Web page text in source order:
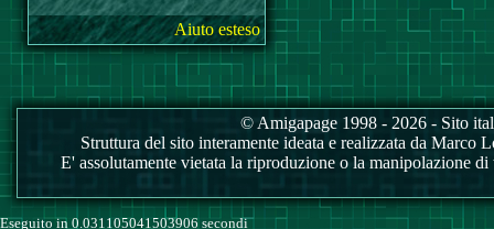
Aiuto esteso
© Amigapage 1998 - 2026 - Sito
Struttura del sito interamente ideata e realizzata da
E' assolutamente vietata la riproduzione o la manipolazione
Eseguito in 0.031105041503906 secondi